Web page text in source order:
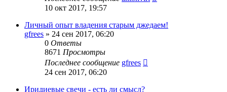
10 окт 2017, 19:57
Личный опыт владения старым джедаем!
gfrees » 24 сен 2017, 06:20
0 Ответы
8671 Просмотры
Последнее сообщение gfrees
24 сен 2017, 06:20
Иридиевые свечи - есть ли смысл?